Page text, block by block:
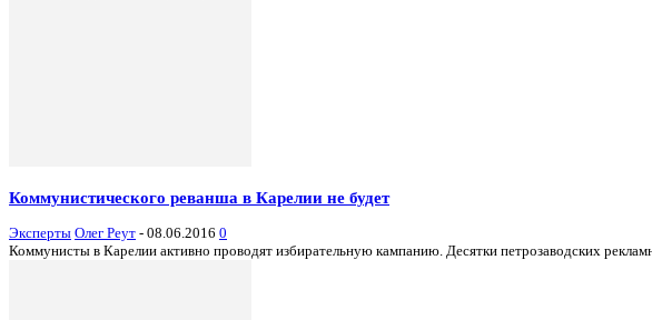
Коммунистического реванша в Карелии не будет
Эксперты Олег Реут - 08.06.2016 0
Коммунисты в Карелии активно проводят избирательную кампанию. Десятки петрозаводских